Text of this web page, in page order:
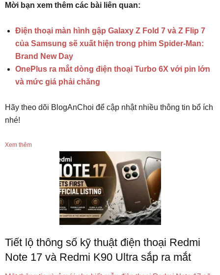
Mời bạn xem thêm các bài liên quan:
Điện thoại màn hình gập Galaxy Z Fold 7 và Z Flip 7
của Samsung sẽ xuất hiện trong phim Spider-Man:
Brand New Day
OnePlus ra mắt dòng điện thoại Turbo 6X với pin lớn
và mức giá phải chăng
Hãy theo dõi BlogAnChoi để cập nhật nhiều thông tin bổ ích
nhé!
Xem thêm
Tiết lộ thông số kỹ thuật điện thoại Redmi
Note 17 và Redmi K90 Ultra sắp ra mắt